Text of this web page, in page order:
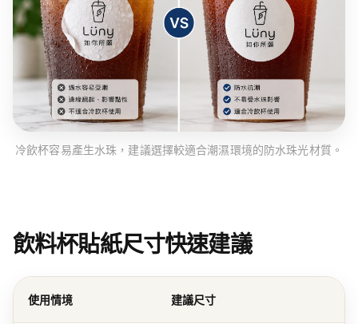
冷飲杯容易產生水珠，建議選擇較適合潮濕環境的防水珠光材質。
飲料杯貼紙尺寸快速建議
使用情境 建議尺寸